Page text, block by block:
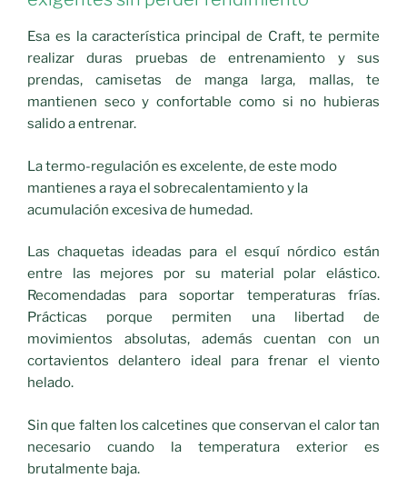
Esa es la característica principal de Craft, te permite
realizar duras pruebas de entrenamiento y sus
prendas, camisetas de manga larga, mallas, te
mantienen seco y confortable como si no hubieras
salido a entrenar.
La termo-regulación es excelente, de este modo
mantienes a raya el sobrecalentamiento y la
acumulación excesiva de humedad.
Las chaquetas ideadas para el esquí nórdico están
entre las mejores por su material polar elástico.
Recomendadas para soportar temperaturas frías.
Prácticas porque permiten una libertad de
movimientos absolutas, además cuentan con un
cortavientos delantero ideal para frenar el viento
helado.
Sin que falten los calcetines que conservan el calor tan
necesario cuando la temperatura exterior es
brutalmente baja.